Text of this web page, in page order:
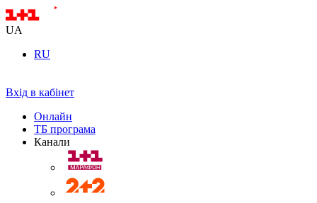
UA
RU
Вхід в кабінет
Онлайн
ТБ програма
Канали